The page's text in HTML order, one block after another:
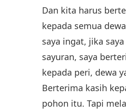
Dan kita harus
kepada semua
saya ingat, jika
sayuran, saya
kepada peri, dewa
Berterima kasih
pohon itu. Tapi